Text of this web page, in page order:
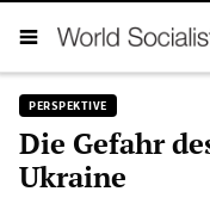
PERSPEKTIVE
Die Gefahr
Ukraine